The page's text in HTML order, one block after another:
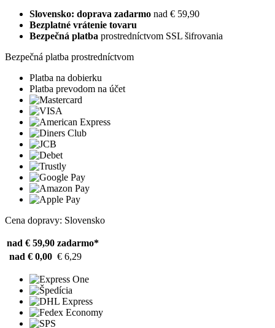
Slovensko: doprava zadarmo nad € 59,90
Bezplatné vrátenie tovaru
Bezpečná platba prostredníctvom SSL šifrovania
Bezpečná platba prostredníctvom
Platba na dobierku
Platba prevodom na účet
Cena dopravy: Slovensko
nad € 59,90 zadarmo*
nad € 0,00 € 6,29